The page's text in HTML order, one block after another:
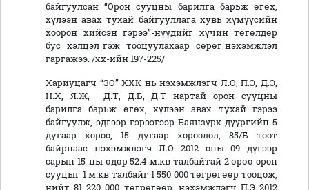
байгуулсан “Орон сууцны барилга барьж өгөх,
хүлээн авах тухай байгууллага хувь хүмүүсийн
хоорон хийсэн гэрээ”-нүүдийг хүчин төгөлдөр
бус хэлцэл гэж тооцуулахаар сөрөг нэхэмжлэл
гаргажээ. /хх-ийн 197-225/
Хариуцагч “ЗО” ХХК нь нэхэмжлэгч Л.О, П.Э, Д.Э,
Н.Х, Я.Ж, Д.Т, Д.Б, Д.Т нартай орон сууцны
барилга барьж өгөх, хүлээн авах тухай гэрээ
байгуулж, эдгээр гэрээгээр Баянзүрх дүүргийн 5
дугаар хороо, 15 дугаар хороолол, 85/Б тоот
байрнаас нэхэмжлэгч Л.О 2012 оны 09 дүгээр
сарын 15-ны өдөр 52.4 м.кв талбайтай 2 өрөө орон
сууцыг 1 м.кв талбайг 1 550 000 төгрөгөөр тооцож,
нийт 81 220 000 төгрөгөөр, нэхэмжлэгч П.Э 2012